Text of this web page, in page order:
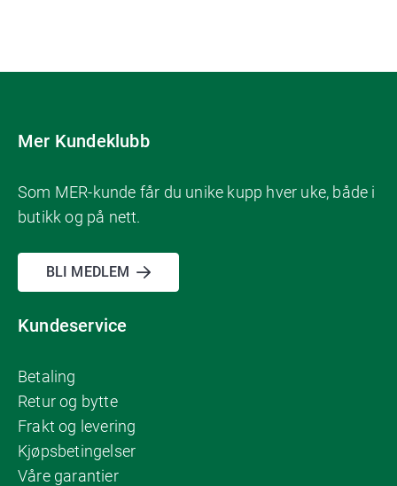
Mer Kundeklubb
Som MER-kunde får du unike kupp hver uke, både i
butikk og på nett.
BLI MEDLEM
Kundeservice
Betaling
Retur og bytte
Frakt og levering
Kjøpsbetingelser
Våre garantier